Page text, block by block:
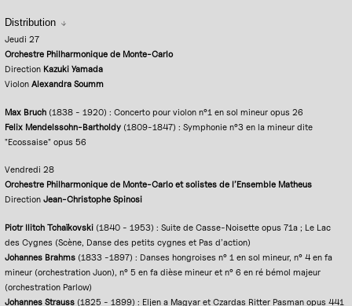
Distribution
Jeudi 27
Orchestre Philharmonique de Monte-Carlo
Direction Kazuki Yamada
ViolonAlexandra Soumm
Max Bruch (1838 - 1920) : Concerto pour violon n°1 en sol mineur opus 26
Felix Mendelssohn-Bartholdy (1809-1847) : Symphonie n°3 en la mineur dite
"Ecossaise" opus 56
Vendredi 28
Orchestre Philharmonique de Monte-Carlo et solistes de l’Ensemble Matheus
DirectionJean-Christophe Spinosi
Piotr Ilitch Tchaïkovski (1840 - 1953) : Suite de Casse-Noisette opus 71a ; Le Lac
des Cygnes (Scène, Danse des petits cygnes et Pas d’action)
Johannes Brahms (1833 -1897) : Danses hongroises n° 1 en sol mineur, n° 4 en fa
mineur (orchestration Juon), n° 5 en fa dièse mineur et n° 6 en ré bémol majeur
(orchestration Parlow)
Johannes Strauss (1825 - 1899) : Eljen a Magyar et Czardas Ritter Pasman opus 441